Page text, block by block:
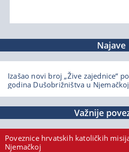
Najave
Izašao novi broj „Žive zajednice“
godina Dušobrižništva u Njemačkoj
Važnije
Poveznice hrvatskih katoličkih
Njemačkoj